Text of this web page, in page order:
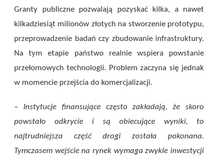
Granty publiczne pozwalają pozyskać kilka, a nawet
kilkadziesiąt milionów złotych na stworzenie prototypu,
przeprowadzenie badań czy zbudowanie infrastruktury.
Na tym etapie państwo realnie wspiera powstanie
przełomowych technologii. Problem zaczyna się jednak
w momencie przejścia do komercjalizacji.
– Instytucje finansujące często zakładają, że skoro
powstało odkrycie i są obiecujące wyniki, to
najtrudniejsza część drogi została pokonana.
Tymczasem wejście na rynek wymaga zwykle inwestycji